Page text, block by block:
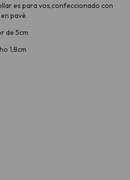
es para vos,confeccionado con
pavé.
de 5cm
1,8cm